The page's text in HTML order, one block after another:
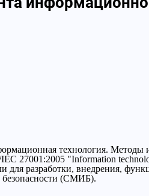
технология. Методы и
27001:2005 "Information
для разработки, внедрения,
безопасности (СМИБ).